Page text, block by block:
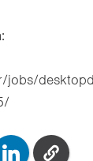
jobs/